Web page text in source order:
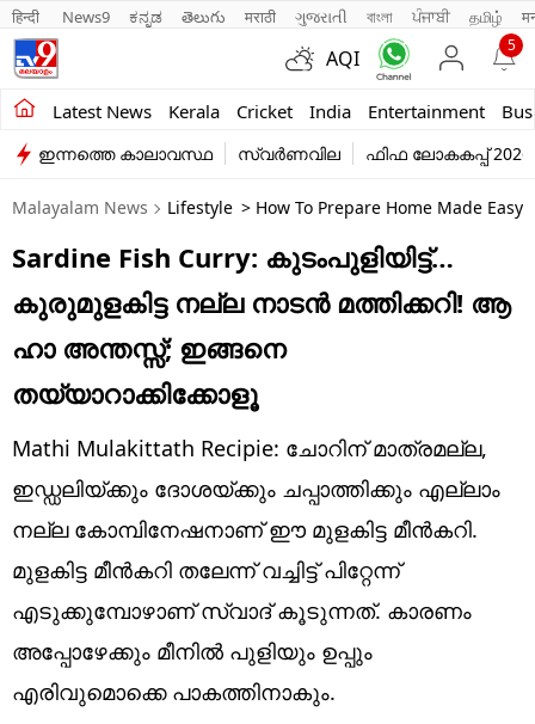
हिन्दी News9 ಕನ್ನಡ తెలుగు मराठी ગુજરાતી বাংলা ਪੰਜਾਬੀ தமிழ்
AQI
5
Latest News Kerala Cricket India Entertainment
Kerala
India
Entertainment
Business
Education
Sports
Lifestyle
world
Technology
Web Story
Photo
ഇന്നത്തെ കാലാവസ്ഥ സ്വർണവില ഫിഫ ലോകകപ്പ് 2026
Malayalam News Lifestyle > How To Prepare Home Made
Sardine Fish Curry: കുടംപുളിയിട്ട്…
കുരുമുളകിട്ട നല്ല നാടൻ മത്തിക്കറി! ആ​
ഹാ അന്തസ്സ്; ഇങ്ങനെ
തയ്യാറാക്കിക്കോളൂ
Mathi Mulakittath Recipie: ചോറിന് മാത്രമല്ല,
ഇഡ്ഡലിയ്ക്കും ദോശയ്ക്കും ചപ്പാത്തിക്കും എല്ലാം
നല്ല കോമ്പിനേഷനാണ് ഈ മുളകിട്ട മീൻകറി.
മുളകിട്ട മീൻകറി തലേന്ന് വച്ചിട്ട് പിറ്റേന്ന്
എടുക്കുമ്പോഴാണ് സ്വാദ് കൂടുന്നത്. കാരണം
അപ്പോഴേക്കും മീനിൽ പുളിയും ഉപ്പും
എരിവുമൊക്കെ പാകത്തിനാകും.